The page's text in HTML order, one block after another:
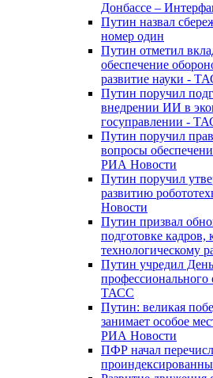
Донбассе –
Путин назвал
номер один
Путин отметил
обеспечение
развитие науки -
Путин поручил
внедрении ИИ в
госуправлении -
Путин поручил
вопросы
РИА Новости
Путин поручил
развитию
Новости
Путин призвал
подготовке кадров,
технологическому
Путин учредил
профессионального
ТАСС
Путин: великая
занимает особое
РИА Новости
ПФР начал